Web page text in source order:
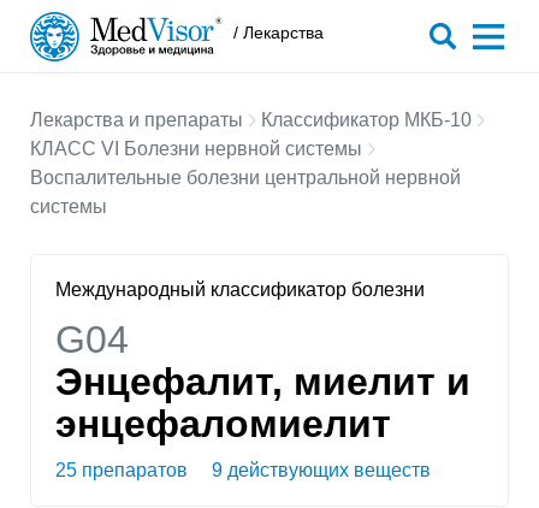
/ Лекарства
Лекарства и препараты
Классификатор МКБ-10
КЛАСС VI Болезни нервной системы
Воспалительные болезни центральной нервной
системы
Международный классификатор болезни
G04
Энцефалит, миелит и
энцефаломиелит
25 препаратов 9 действующих веществ